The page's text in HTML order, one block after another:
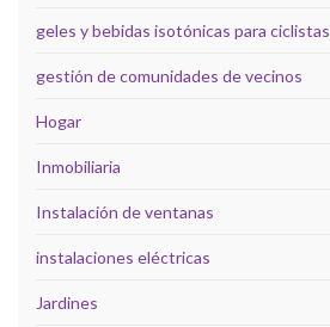
geles y bebidas isotónicas para ciclistas
gestión de comunidades de vecinos
Hogar
Inmobiliaria
Instalación de ventanas
instalaciones eléctricas
Jardines